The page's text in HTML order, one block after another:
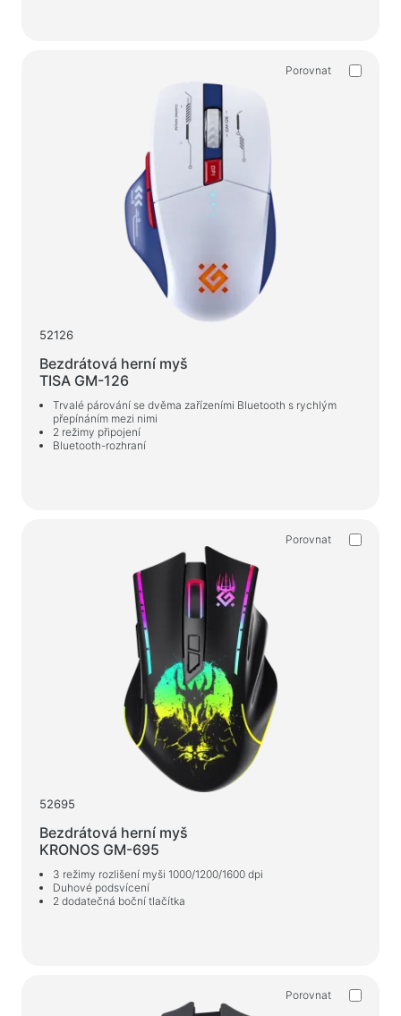
Porovnat
52126
Bezdrátová herní myš
TISA GM-126
Trvalé párování se dvěma zařízeními Bluetooth s rychlým
přepínáním mezi nimi
2 režimy připojení
Bluetooth-rozhraní
Porovnat
52695
Bezdrátová herní myš
KRONOS GM-695
3 režimy rozlišení myši 1000/1200/1600 dpi
Duhové podsvícení
2 dodatečná boční tlačítka
Porovnat